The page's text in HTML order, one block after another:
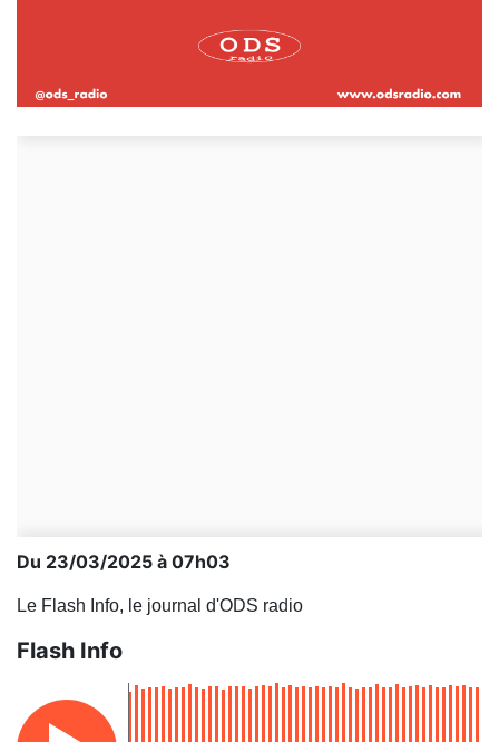
Du 23/03/2025 à 07h03
Le Flash Info, le journal d'ODS radio
Flash Info